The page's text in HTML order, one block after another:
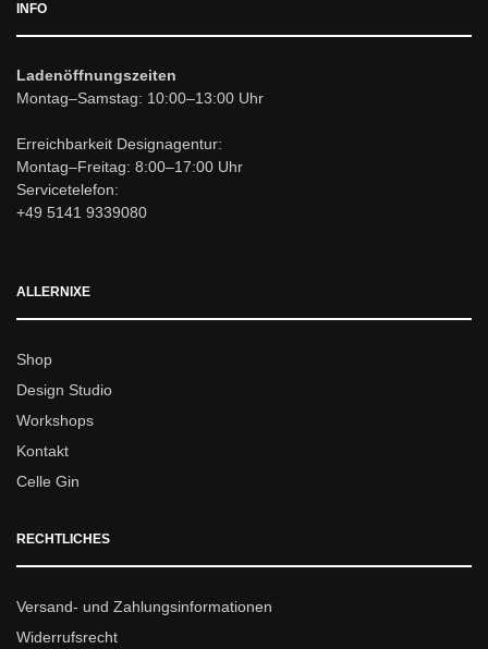
INFO
Ladenöffnungszeiten
Montag–Samstag: 10:00–13:00 Uhr
Erreichbarkeit Designagentur:
Montag–Freitag: 8:00–17:00 Uhr
Servicetelefon:
+49 5141 9339080
ALLERNIXE
Shop
Design Studio
Workshops
Kontakt
Celle Gin
RECHTLICHES
Versand- und Zahlungsinformationen
Widerrufsrecht